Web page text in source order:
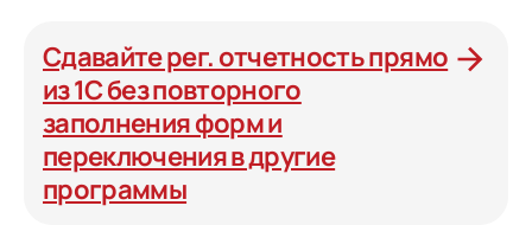
Сдавайте рег. отчетность прямо
из 1С без повторного
заполнения форм и
переключения в другие
программы